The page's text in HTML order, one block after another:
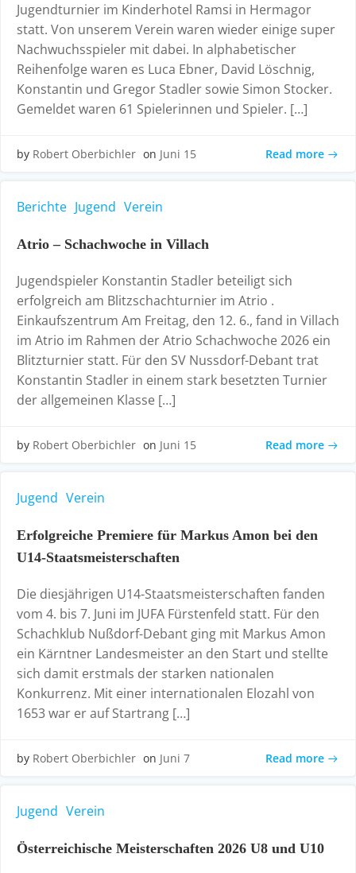
Jugendturnier im Kinderhotel Ramsi in Hermagor
statt. Von unserem Verein waren wieder einige super
Nachwuchsspieler mit dabei. In alphabetischer
Reihenfolge waren es Luca Ebner, David Löschnig,
Konstantin und Gregor Stadler sowie Simon Stocker.
Gemeldet waren 61 Spielerinnen und Spieler. […]
by Robert Oberbichler on Juni 15 Read more
Berichte Jugend Verein
Atrio – Schachwoche in Villach
Jugendspieler Konstantin Stadler beteiligt sich
erfolgreich am Blitzschachturnier im Atrio .
Einkaufszentrum Am Freitag, den 12. 6., fand in Villach
im Atrio im Rahmen der Atrio Schachwoche 2026 ein
Blitzturnier statt. Für den SV Nussdorf-Debant trat
Konstantin Stadler in einem stark besetzten Turnier
der allgemeinen Klasse […]
by Robert Oberbichler on Juni 15 Read more
Jugend Verein
Erfolgreiche Premiere für Markus Amon bei den
U14-Staatsmeisterschaften
Die diesjährigen U14-Staatsmeisterschaften fanden
vom 4. bis 7. Juni im JUFA Fürstenfeld statt. Für den
Schachklub Nußdorf-Debant ging mit Markus Amon
ein Kärntner Landesmeister an den Start und stellte
sich damit erstmals der starken nationalen
Konkurrenz. Mit einer internationalen Elozahl von
1653 war er auf Startrang […]
by Robert Oberbichler on Juni 7 Read more
Jugend Verein
Österreichische Meisterschaften 2026 U8 und U10